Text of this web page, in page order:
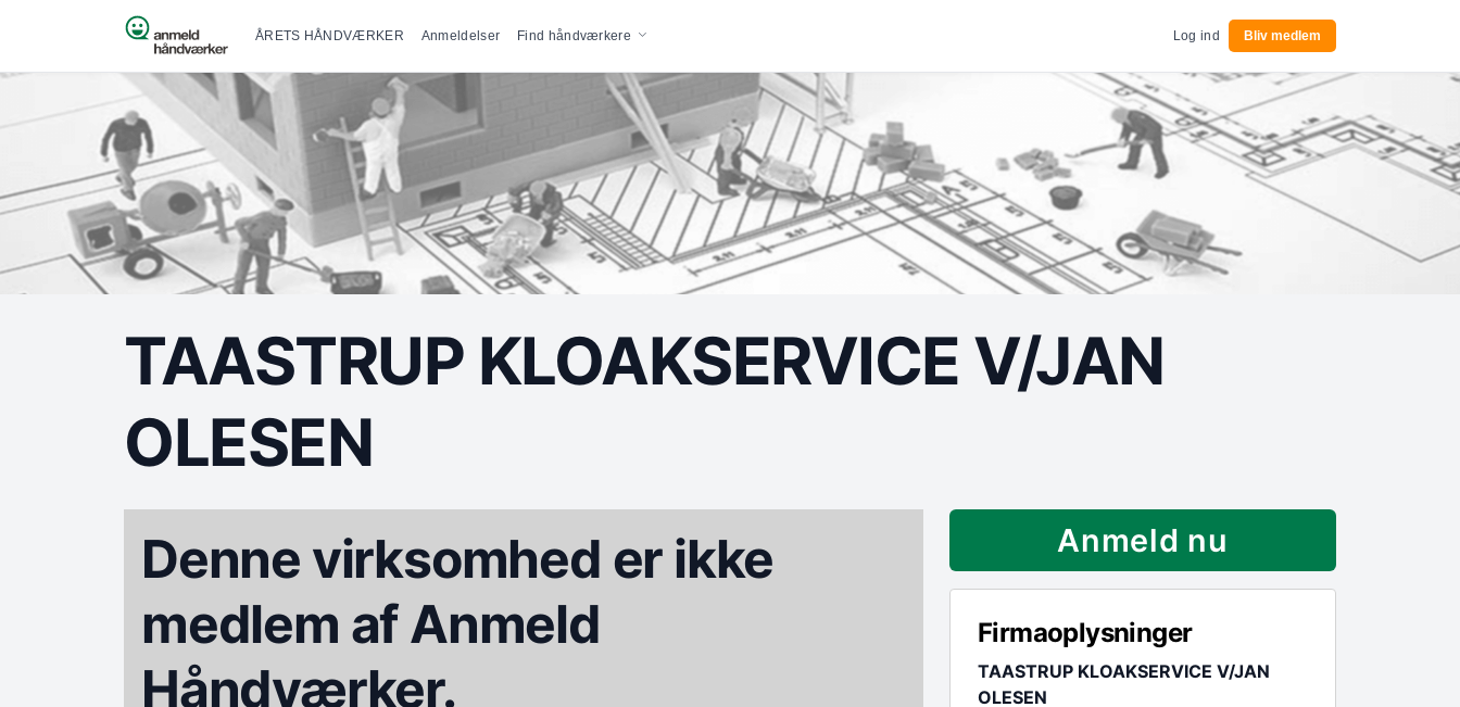
Spring til indhold Primær navigation
ÅRETS HÅNDVÆRKER Anmeldelser Find håndværkere Log ind Bliv medlem
TAASTRUP KLOAKSERVICE V/JAN
OLESEN
Denne virksomhed er ikke
medlem af Anmeld
Håndværker.
Anmeld nu
Firmaoplysninger
TAASTRUP KLOAKSERVICE V/JAN
OLESEN